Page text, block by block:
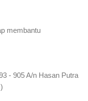
membantu
- 905 A/n Hasan Putra